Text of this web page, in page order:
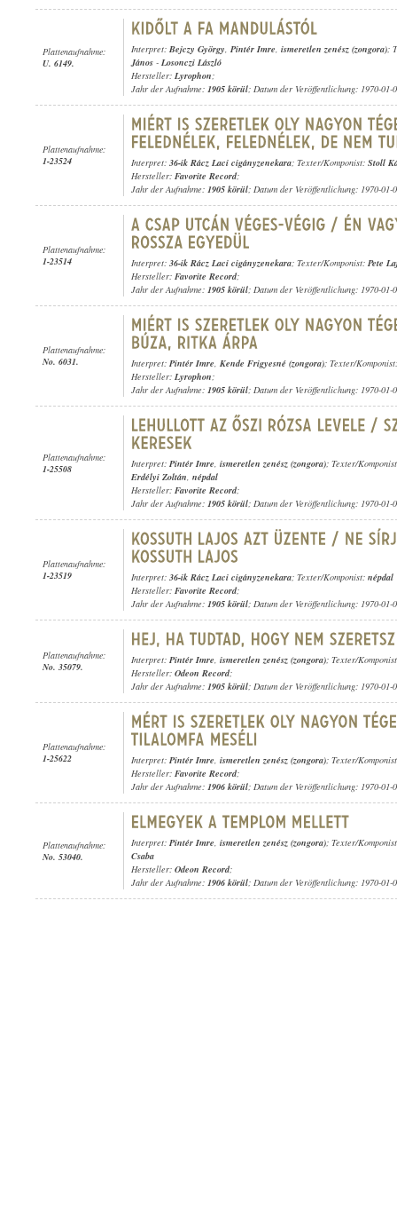
Plattenaufnahme:
U. 6149.
Interpret: Bejczy György, Pintér Imre, ismeretlen zenész (zongora);
János - Losonczi László
Hersteller: Lyrophon;
Jahr der Aufnahme: 1905 körül; Datum der Veröffentlichung: 1970-01-
Plattenaufnahme:
1-23524
Interpret: 36-ik Rácz Laci cigányzenekara; Texter/Komponist: Stoll
Hersteller: Favorite Record;
Jahr der Aufnahme: 1905 körül; Datum der Veröffentlichung: 1970-01-
Plattenaufnahme:
1-23514
Interpret: 36-ik Rácz Laci cigányzenekara; Texter/Komponist: Pete
Hersteller: Favorite Record;
Jahr der Aufnahme: 1905 körül; Datum der Veröffentlichung: 1970-01-
Plattenaufnahme:
No. 6031.
Interpret: Pintér Imre, Kende Frigyesné (zongora); Texter/
Hersteller: Lyrophon;
Jahr der Aufnahme: 1905 körül; Datum der Veröffentlichung: 1970-01-
Plattenaufnahme:
1-25508
Interpret: Pintér Imre, ismeretlen zenész (zongora); Texter/
Erdélyi Zoltán, népdal
Hersteller: Favorite Record;
Jahr der Aufnahme: 1905 körül; Datum der Veröffentlichung: 1970-01-
Plattenaufnahme:
1-23519
Interpret: 36-ik Rácz Laci cigányzenekara; Texter/Komponist: népdal
Hersteller: Favorite Record;
Jahr der Aufnahme: 1905 körül; Datum der Veröffentlichung: 1970-01-
Plattenaufnahme:
No. 35079.
Interpret: Pintér Imre, ismeretlen zenész (zongora); Texter/
Hersteller: Odeon Record;
Jahr der Aufnahme: 1905 körül; Datum der Veröffentlichung: 1970-01-
Plattenaufnahme:
1-25622
Interpret: Pintér Imre, ismeretlen zenész (zongora); Texter/
Hersteller: Favorite Record;
Jahr der Aufnahme: 1906 körül; Datum der Veröffentlichung: 1970-01-
Plattenaufnahme:
No. 53040.
Interpret: Pintér Imre, ismeretlen zenész (zongora); Texter/
Csaba
Hersteller: Odeon Record;
Jahr der Aufnahme: 1906 körül; Datum der Veröffentlichung: 1970-01-